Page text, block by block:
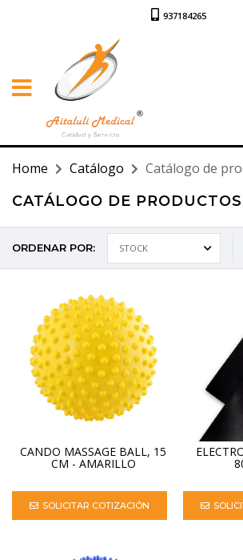
937184265
Home Catálogo
Catálogo de
CATÁLOGO DE PRODUCTOS
ORDENAR POR:
CANDO MASSAGE BALL, 15
CM - AMARILLO
SOLICITAR COTIZACIÓN